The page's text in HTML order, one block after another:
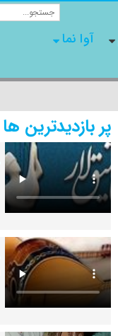
آوا نما
پر بازدیدترین ها